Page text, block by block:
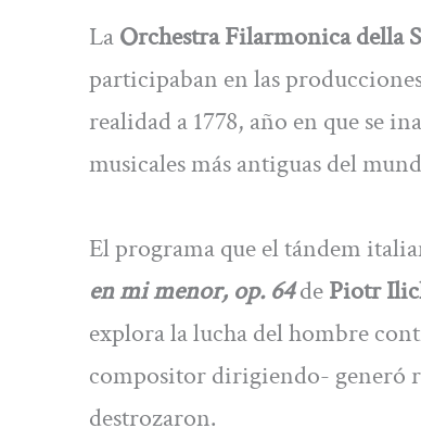
LaOrchestra Filarmonica della
participaban en las
realidad a 1778, año en que se
musicales más antiguas del
El programa que el tándem
en mi menor, op. 64dePiotr
explora la lucha del hombre
compositor dirigiendo- generó
destrozaron.